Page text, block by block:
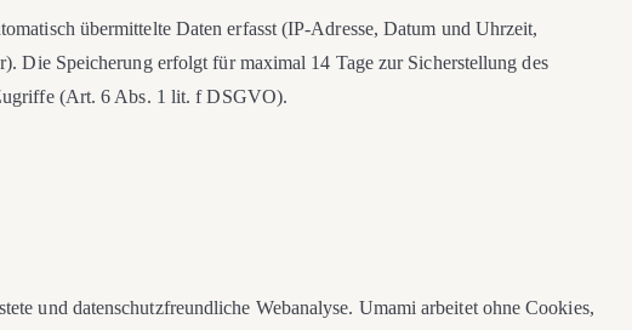
übermittelte Daten erfasst (IP-Adresse, Datum und Uhrzeit,
Die Speicherung erfolgt für maximal 14 Tage zur Sicherstellung des
(Art. 6 Abs. 1 lit. f DSGVO).
und datenschutzfreundliche Webanalyse. Umami arbeitet ohne Cookies,